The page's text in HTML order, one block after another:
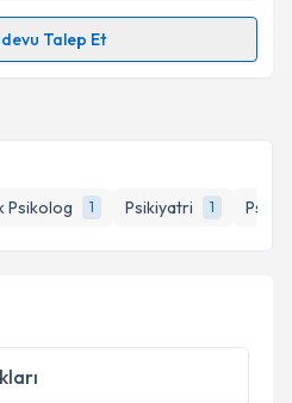
Psikolog 1 Psikiyatri 1
kabul ediyorum.
Talep Et
e-posta ile
ilişkin
kişisel verilerimin belirtilen